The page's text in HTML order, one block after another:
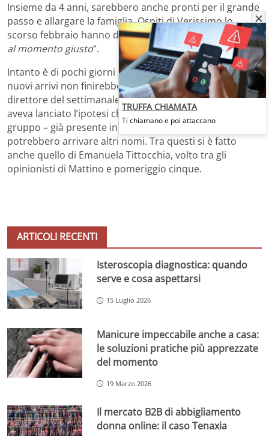
Insieme da 4 anni, sarebbero anche pronti per il grande
passo e allargare la famiglia. Ospiti di Verissimo lo
scorso febbraio hanno dichiarato: “ La voglia c’è, arriverà
al momento giusto“.
Intanto è di pochi giorni fa l’indiscrezione secondo cui i
nuovi arrivi non finirebbero qua. Riccardo Signoretti,
direttore del settimanale Nuovo, alla fine di marzo
aveva lanciato l’ipotesi che ai naufraghi in aggiunta al
gruppo – già presente in Honduras da quasi un mese –
potrebbero arrivare altri nomi. Tra questi si è fatto
anche quello di Emanuela Tittocchia, volto tra gli
opinionisti di Mattino e pomeriggio cinque.
ARTICOLI RECENTI
Isteroscopia diagnostica: quando
serve e cosa aspettarsi
15 Luglio 2026
Manicure impeccabile anche a casa:
le soluzioni pratiche più apprezzate
del momento
19 Marzo 2026
Il mercato B2B di abbigliamento
donna online: il caso Tenaxia
TRUFFA CHIAMATA
Ti chiamano e poi attaccano